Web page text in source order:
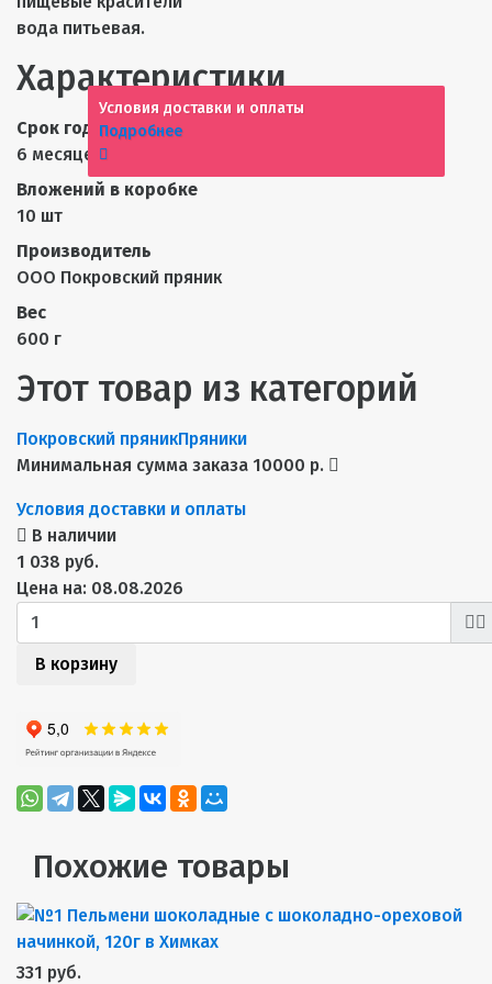
вода питьевая.
Характеристики
Срок годности
6 месяцев
Вложений в коробке
10 шт
Производитель
ООО Покровский пряник
Вес
600 г
Этот товар из категорий
Покровский пряникПряники
Минимальная сумма заказа 10000 р.
Условия доставки и оплаты
В наличии
1 038 руб.
Цена на: 08.08.2026
В корзину
Похожие товары
331 руб.
Условия доставки и оплаты
Подробнее